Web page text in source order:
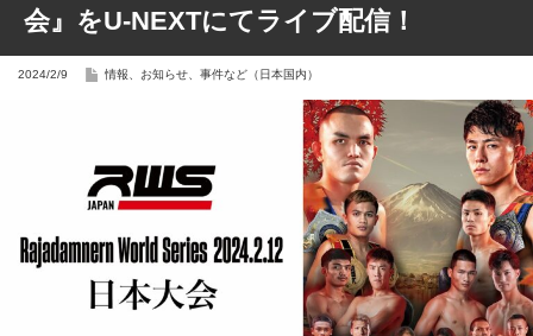
会』をU-NEXTにてライブ配信！
2024/2/9 情報、お知らせ、事件など（日本国内）